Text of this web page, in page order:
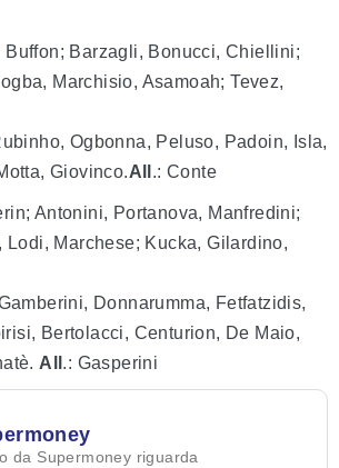
Buffon; Barzagli, Bonucci, Chiellini;
Marchisio, Asamoah; Tevez,
Ogbonna, Peluso, Padoin, Isla,
Giovinco.All .: Conte
Antonini, Portanova, Manfredini;
Marchese; Kucka, Gilardino,
Donnarumma, Fetfatzidis,
Bertolacci, Centurion, De Maio,
All .: Gasperini
da Supermoney riguarda